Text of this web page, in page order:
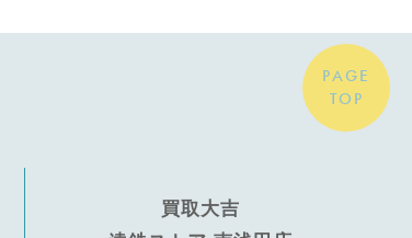
買取大吉
PAGE
TOP